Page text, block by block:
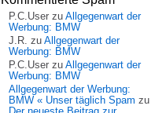
P.C.User zu Allgegenwart der
Werbung: BMW
J.R. zu Allgegenwart der
Werbung: BMW
P.C.User zu Allgegenwart der
Werbung: BMW
Allgegenwart der Werbung:
BMW « Unser täglich Spam zu